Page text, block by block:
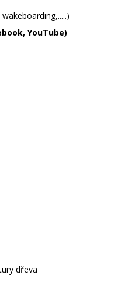
YouTube)
dřeva